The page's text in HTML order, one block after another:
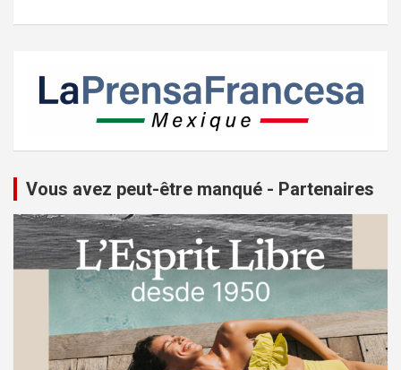
Vous avez peut-être manqué - Partenaires